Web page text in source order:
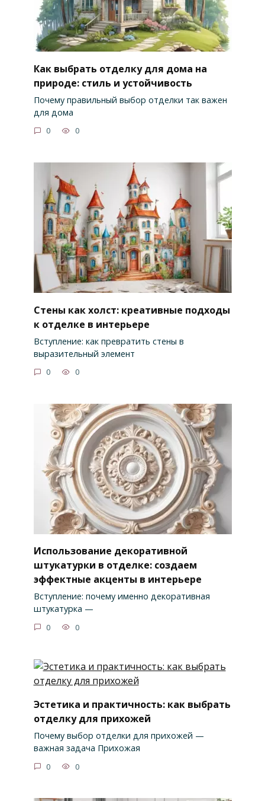
Как выбрать отделку для дома на
природе: стиль и устойчивость
Почему правильный выбор отделки так важен
для дома
0 0
Стены как холст: креативные подходы
к отделке в интерьере
Вступление: как превратить стены в
выразительный элемент
0 0
Использование декоративной
штукатурки в отделке: создаем
эффектные акценты в интерьере
Вступление: почему именно декоративная
штукатурка —
0 0
Эстетика и практичность: как выбрать
отделку для прихожей
Почему выбор отделки для прихожей —
важная задача Прихожая
0 0